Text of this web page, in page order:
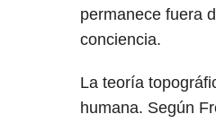
permanece fuera
conciencia.
La teoría
humana. Según